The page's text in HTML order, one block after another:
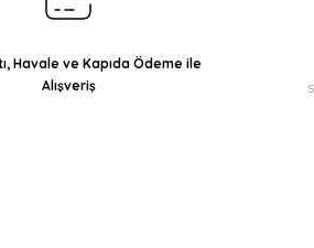
Havale ve Kapıda Ödeme ile
Alışveriş